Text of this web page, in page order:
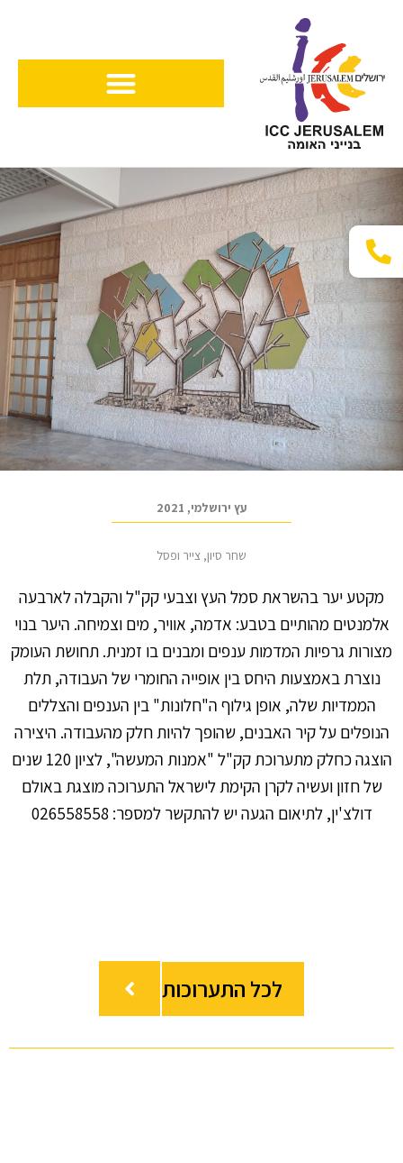
עץ ירושלמי, 2021
שחר סיון, צייר ופסל
מקטע יער בהשראת סמל העץ וצבעי קק"ל והקבלה לארבעה
אלמנטים מהותיים בטבע: אדמה, אוויר, מים וצמיחה. היער בנוי
מצורות גרפיות המדמות ענפים ומבנים בו זמנית. תחושת העומק
נוצרת באמצעות היחס בין אופייה החומרי של העבודה, תלת
הממדיות שלה, אופן גילוף ה"חלונות" בין הענפים והצללים
הנופלים על קיר האבנים, שהופך להיות חלק מהעבודה. היצירה
הוצגה כחלק מתערוכת קק"ל "אמנות המעשה", לציון 120 שנים
של חזון ועשיה לקרן הקימת לישראל התערוכה מוצגת באולם
דולצ'ין, לתיאום הגעה יש להתקשר למספר: 026558558
לכל התערוכות